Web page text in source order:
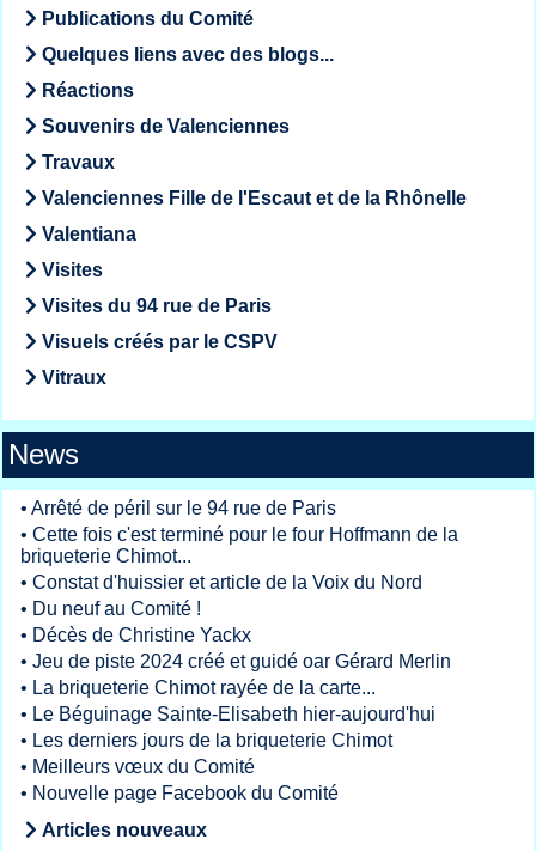
Publications du Comité
Quelques liens avec des blogs...
Réactions
Souvenirs de Valenciennes
Travaux
Valenciennes Fille de l'Escaut et de la Rhônelle
Valentiana
Visites
Visites du 94 rue de Paris
Visuels créés par le CSPV
Vitraux
News
• Arrêté de péril sur le 94 rue de Paris
• Cette fois c'est terminé pour le four Hoffmann de la
briqueterie Chimot...
• Constat d'huissier et article de la Voix du Nord
• Du neuf au Comité !
• Décès de Christine Yackx
• Jeu de piste 2024 créé et guidé oar Gérard Merlin
• La briqueterie Chimot rayée de la carte...
• Le Béguinage Sainte-Elisabeth hier-aujourd'hui
• Les derniers jours de la briqueterie Chimot
• Meilleurs vœux du Comité
• Nouvelle page Facebook du Comité
Articles nouveaux